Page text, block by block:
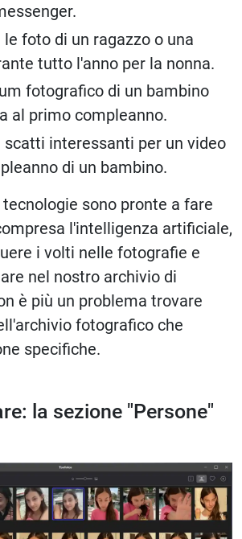
le foto di un ragazzo o una
tutto l'anno per la nonna.
fotografico di un bambino
al primo compleanno.
scatti interessanti per un video
di un bambino.
sono pronte a fare
l'intelligenza artificiale,
i volti nelle fotografie e
nel nostro archivio di
è più un problema trovare
fotografico che
specifiche.
la sezione "Persone"